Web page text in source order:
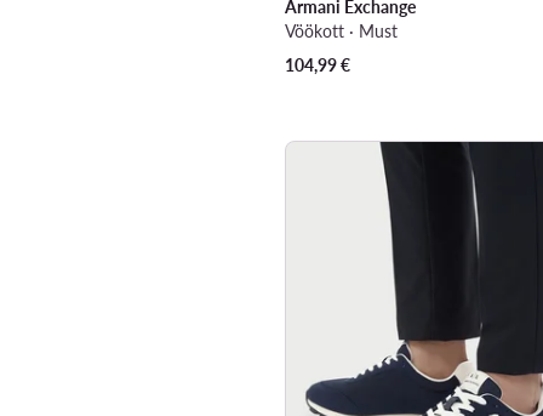
Armani Exchange
Vöökott · Must
104,99€